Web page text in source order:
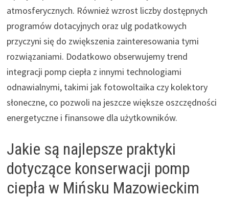
atmosferycznych. Również wzrost liczby dostępnych
programów dotacyjnych oraz ulg podatkowych
przyczyni się do zwiększenia zainteresowania tymi
rozwiązaniami. Dodatkowo obserwujemy trend
integracji pomp ciepła z innymi technologiami
odnawialnymi, takimi jak fotowoltaika czy kolektory
słoneczne, co pozwoli na jeszcze większe oszczędności
energetyczne i finansowe dla użytkowników.
Jakie są najlepsze praktyki
dotyczące konserwacji pomp
ciepła w Mińsku Mazowieckim